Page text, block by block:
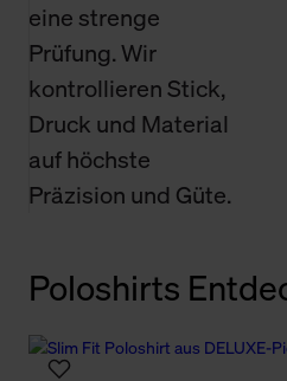
eine strenge
Prüfung. Wir
kontrollieren Stick,
Druck und Material
auf höchste
Präzision und Güte.
Poloshirts